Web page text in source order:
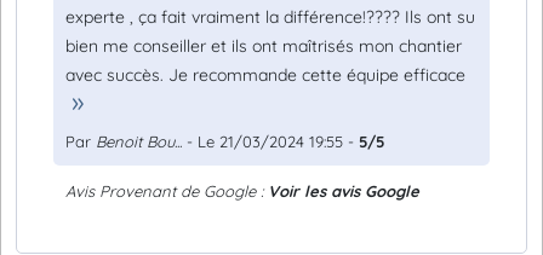
experte , ça fait vraiment la différence!???? Ils ont su
bien me conseiller et ils ont maîtrisés mon chantier
avec succès. Je recommande cette équipe efficace
Par Benoit Bou... - Le 21/03/2024 19:55 - 5/5
Avis Provenant de Google : Voir les avis Google